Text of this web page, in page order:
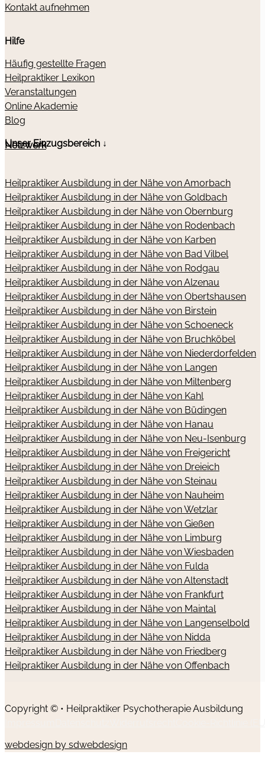
Kontakt aufnehmen
Hilfe
Häufig gestellte Fragen
Heilpraktiker Lexikon
Veranstaltungen
Online Akademie
Blog
Netzwerk
Unser Einzugsbereich ↓
Heilpraktiker Ausbildung in der Nähe von Amorbach
Heilpraktiker Ausbildung in der Nähe von Goldbach
Heilpraktiker Ausbildung in der Nähe von Obernburg
Heilpraktiker Ausbildung in der Nähe von Rodenbach
Heilpraktiker Ausbildung in der Nähe von Karben
Heilpraktiker Ausbildung in der Nähe von Bad Vilbel
Heilpraktiker Ausbildung in der Nähe von Rodgau
Heilpraktiker Ausbildung in der Nähe von Alzenau
Heilpraktiker Ausbildung in der Nähe von Obertshausen
Heilpraktiker Ausbildung in der Nähe von Birstein
Heilpraktiker Ausbildung in der Nähe von Schoeneck
Heilpraktiker Ausbildung in der Nähe von Bruchköbel
Heilpraktiker Ausbildung in der Nähe von Niederdorfelden
Heilpraktiker Ausbildung in der Nähe von Langen
Heilpraktiker Ausbildung in der Nähe von Miltenberg
Heilpraktiker Ausbildung in der Nähe von Kahl
Heilpraktiker Ausbildung in der Nähe von Büdingen
Heilpraktiker Ausbildung in der Nähe von Hanau
Heilpraktiker Ausbildung in der Nähe von Neu-Isenburg
Heilpraktiker Ausbildung in der Nähe von Freigericht
Heilpraktiker Ausbildung in der Nähe von Dreieich
Heilpraktiker Ausbildung in der Nähe von Steinau
Heilpraktiker Ausbildung in der Nähe von Nauheim
Heilpraktiker Ausbildung in der Nähe von Wetzlar
Heilpraktiker Ausbildung in der Nähe von Gießen
Heilpraktiker Ausbildung in der Nähe von Limburg
Heilpraktiker Ausbildung in der Nähe von Wiesbaden
Heilpraktiker Ausbildung in der Nähe von Fulda
Heilpraktiker Ausbildung in der Nähe von Altenstadt
Heilpraktiker Ausbildung in der Nähe von Frankfurt
Heilpraktiker Ausbildung in der Nähe von Maintal
Heilpraktiker Ausbildung in der Nähe von Langenselbold
Heilpraktiker Ausbildung in der Nähe von Nidda
Heilpraktiker Ausbildung in der Nähe von Friedberg
Heilpraktiker Ausbildung in der Nähe von Offenbach
Copyright © • Heilpraktiker Psychotherapie Ausbildung
webdesign by sdwebdesign